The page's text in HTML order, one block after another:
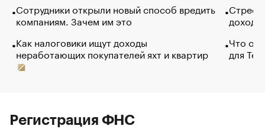
Сотрудники открыли новый способ вредить
компаниям. Зачем им это
Как налоговики ищут доходы
неработающих покупателей яхт и квартир
Что
для
Регистрация ФНС